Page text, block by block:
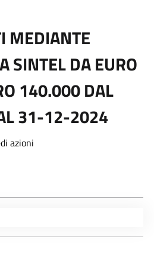
MEDIANTE
SINTEL DA EURO
140.000 DAL
31-12-2024
azioni